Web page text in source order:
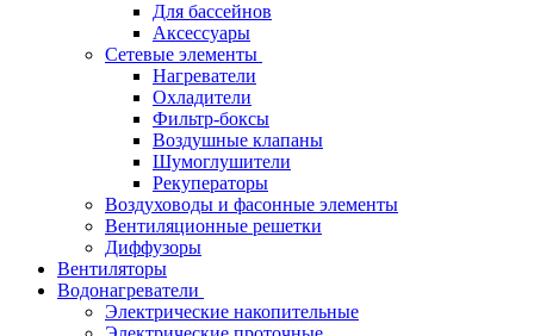
Для бассейнов
Аксессуары
Сетевые элементы
Нагреватели
Охладители
Фильтр-боксы
Воздушные клапаны
Шумоглушители
Рекуператоры
Воздуховоды и фасонные элементы
Вентиляционные решетки
Диффузоры
Вентиляторы
Водонагреватели
Электрические накопительные